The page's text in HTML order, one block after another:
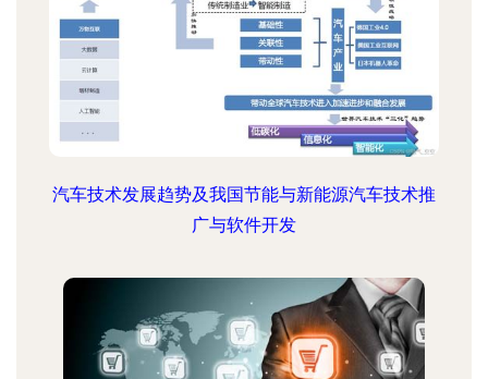
汽车技术发展趋势及我国节能与新能源汽车技术推
广与软件开发